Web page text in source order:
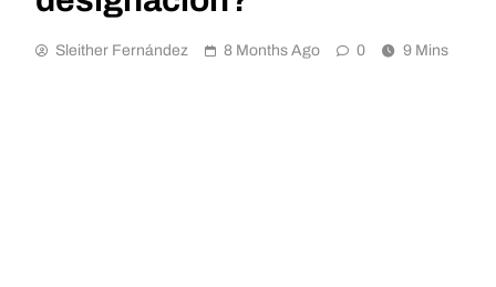
Sleither Fernández 8 Months Ago 0 9 Mins